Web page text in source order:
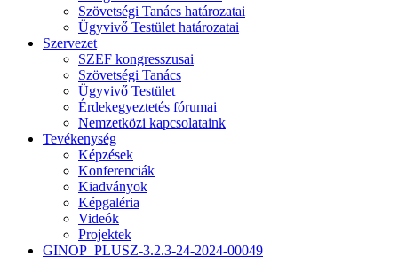
Szövetségi Tanács határozatai
Ügyvivő Testület határozatai
Szervezet
SZEF kongresszusai
Szövetségi Tanács
Ügyvivő Testület
Érdekegyeztetés fórumai
Nemzetközi kapcsolataink
Tevékenység
Képzések
Konferenciák
Kiadványok
Képgaléria
Videók
Projektek
GINOP_PLUSZ-3.2.3-24-2024-00049